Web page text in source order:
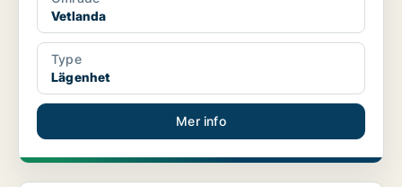
Vetlanda
Type
Lägenhet
Mer info